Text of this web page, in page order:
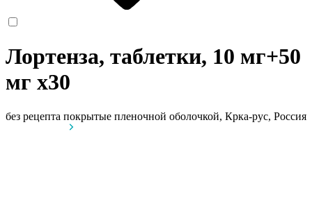
Лортенза, таблетки, 10 мг+50
мг x30
без рецепта покрытые пленочной оболочкой, Крка-рус, Россия